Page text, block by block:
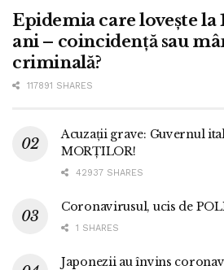
Epidemia care lovește la
ani – coincidență sau
criminală?
117891 SHARES
Acuzații grave: Guvernul
MORȚILOR!
42937 SHARES
Coronavirusul, ucis de
1 SHARES
Japonezii au învins